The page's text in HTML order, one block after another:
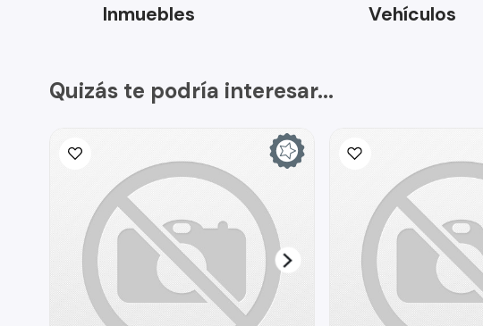
Inmuebles Vehículos
Quizás te podría interesar...